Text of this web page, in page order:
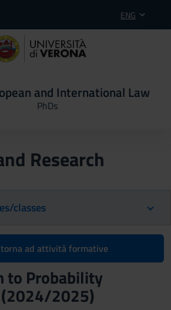
ENG
and International Law
PhDs
Research
classes
ad attività formative
to Probability
2025)